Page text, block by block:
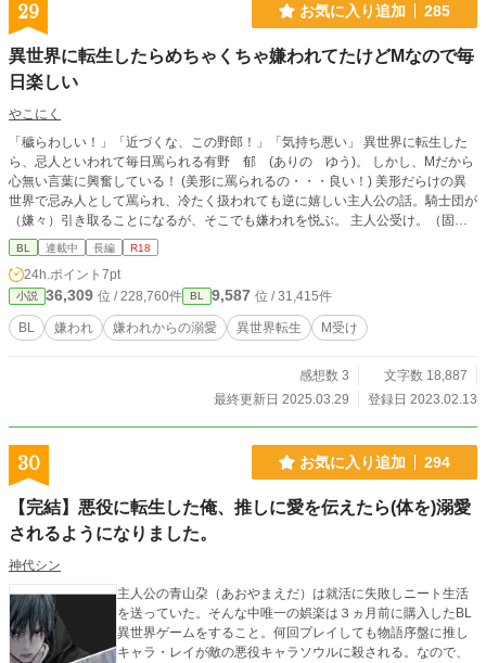
29 お気に入り追加 285
異世界に転生したらめちゃくちゃ嫌われてたけどMなので毎
日楽しい
やこにく
「穢らわしい！」「近づくな、この野郎！」「気持ち悪い」 異世界に転生した
ら、忌人といわれて毎日罵られる有野 郁 (ありの ゆう)。 しかし、Mだから
心無い言葉に興奮している！ (美形に罵られるの・・・良い！) 美形だらけの異
世界で忌み人として罵られ、冷たく扱われても逆に嬉しい主人公の話。騎士団が
（嫌々）引き取ることになるが、そこでも嫌われを悦ぶ。 主人公受け。（固定C
Pです） ドMな嫌われ異世界人受け×冷酷な副騎士団長攻め 初心者ですが、暖か
く応援していただけると嬉しいです。
BL 連載中 長編 R18
24h.ポイント 7pt
小説 36,309 位 / 228,760件 BL 9,587 位 / 31,415件
BL 嫌われ 嫌われからの溺愛 異世界転生 M受け
感想数 3
文字数 18,887
最終更新日 2025.03.29
登録日 2023.02.13
30 お気に入り追加 294
【完結】悪役に転生した俺、推しに愛を伝えたら(体を)溺愛
されるようになりました。
神代シン
主人公の青山朶（あおやまえだ）は就活に失敗しニート生活
を送っていた。そんな中唯一の娯楽は３ヵ月前に購入したBL
異世界ゲームをすること。何回プレイしても物語序盤に推し
キャラ・レイが敵の悪役キャラソウルに殺される。なので、